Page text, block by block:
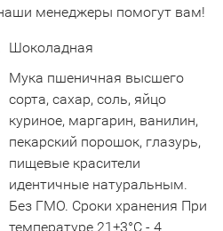
менеджеры помогут вам!
Шоколадная
Мука пшеничная высшего
сорта, сахар, соль, яйцо
куриное, маргарин, ванилин,
пекарский порошок, глазурь,
пищевые красители
идентичные натуральным.
Без ГМО. Сроки хранения При
температуре 21±3°С - 4